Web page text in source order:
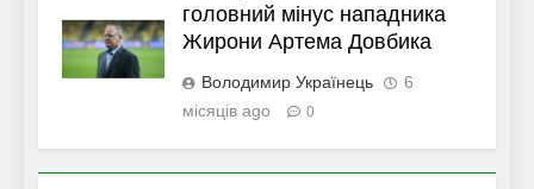
головний мінус нападника
Жирони Артема Довбика
Володимир Українець
6
місяців ago
0